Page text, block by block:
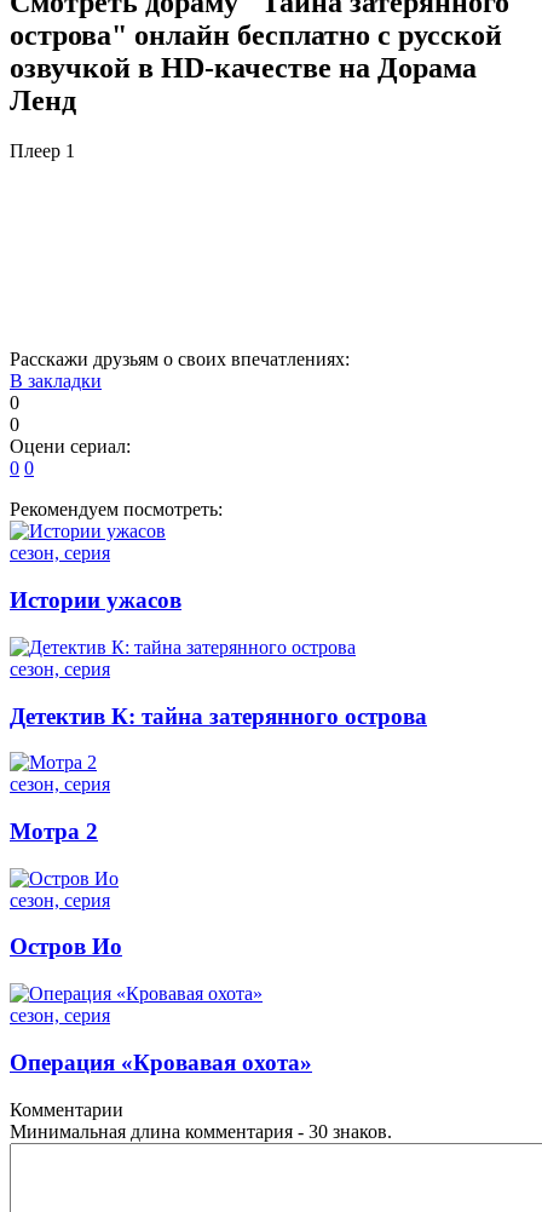
острова" онлайн бесплатно с русской
озвучкой в HD-качестве на Дорама
Ленд
Плеер 1
Расскажи друзьям о своих впечатлениях:
В закладки
0
0
Оцени сериал:
0 0
Рекомендуем посмотреть:
сезон, серия
Истории ужасов
сезон, серия
Детектив К: тайна затерянного острова
сезон, серия
Мотра 2
сезон, серия
Остров Ио
сезон, серия
Операция «Кровавая охота»
Комментарии
Минимальная длина комментария - 30 знаков.